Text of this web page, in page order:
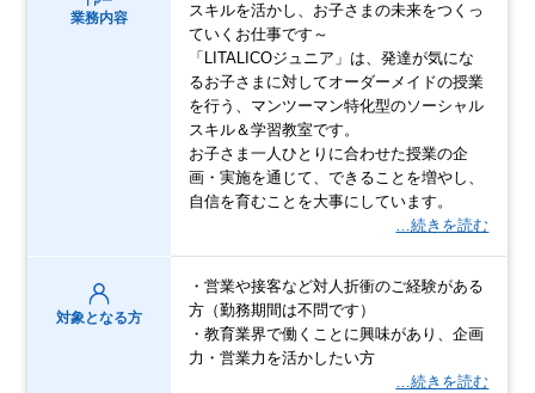
業務内容
スキルを活かし、お子さまの未来をつくっ
ていくお仕事です～
「LITALICOジュニア」は、発達が気にな
るお子さまに対してオーダーメイドの授業
を行う、マンツーマン特化型のソーシャル
スキル＆学習教室です。
お子さま一人ひとりに合わせた授業の企
画・実施を通じて、できることを増やし、
自信を育むことを大事にしています。
…続きを読む
対象となる方
・営業や接客など対人折衝のご経験がある
方（勤務期間は不問です）
・教育業界で働くことに興味があり、企画
力・営業力を活かしたい方
…続きを読む